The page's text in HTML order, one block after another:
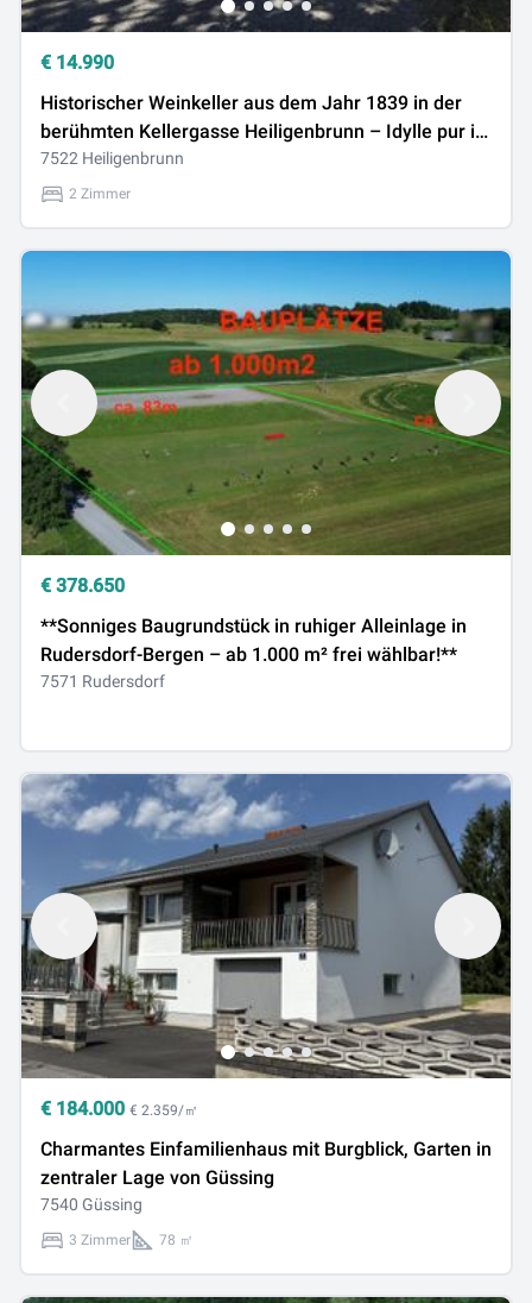
€ 14.990
Historischer Weinkeller aus dem Jahr 1839 in der
berühmten Kellergasse Heiligenbrunn – Idylle pur im
Südburgenland
7522 Heiligenbrunn
2 Zimmer
€ 378.650
**Sonniges Baugrundstück in ruhiger Alleinlage in
Rudersdorf-Bergen – ab 1.000 m² frei wählbar!**
7571 Rudersdorf
€ 184.000 € 2.359/㎡
Charmantes Einfamilienhaus mit Burgblick, Garten in
zentraler Lage von Güssing
7540 Güssing
3 Zimmer 78 ㎡